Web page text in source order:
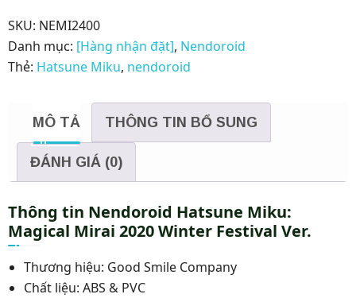
Magical
Mirai
2020
Festival
Ver.
số
lượng
SKU: NEMI2400
Danh mục: [Hàng nhận đặt], Nendoroid
Thẻ: Hatsune Miku, nendoroid
MÔ TẢ THÔNG TIN BỔ SUNG
ĐÁNH GIÁ (0)
Thông tin Nendoroid Hatsune Miku:
Magical Mirai 2020 Winter Festival Ver.
Thương hiệu: Good Smile Company
Chất liệu: ABS & PVC